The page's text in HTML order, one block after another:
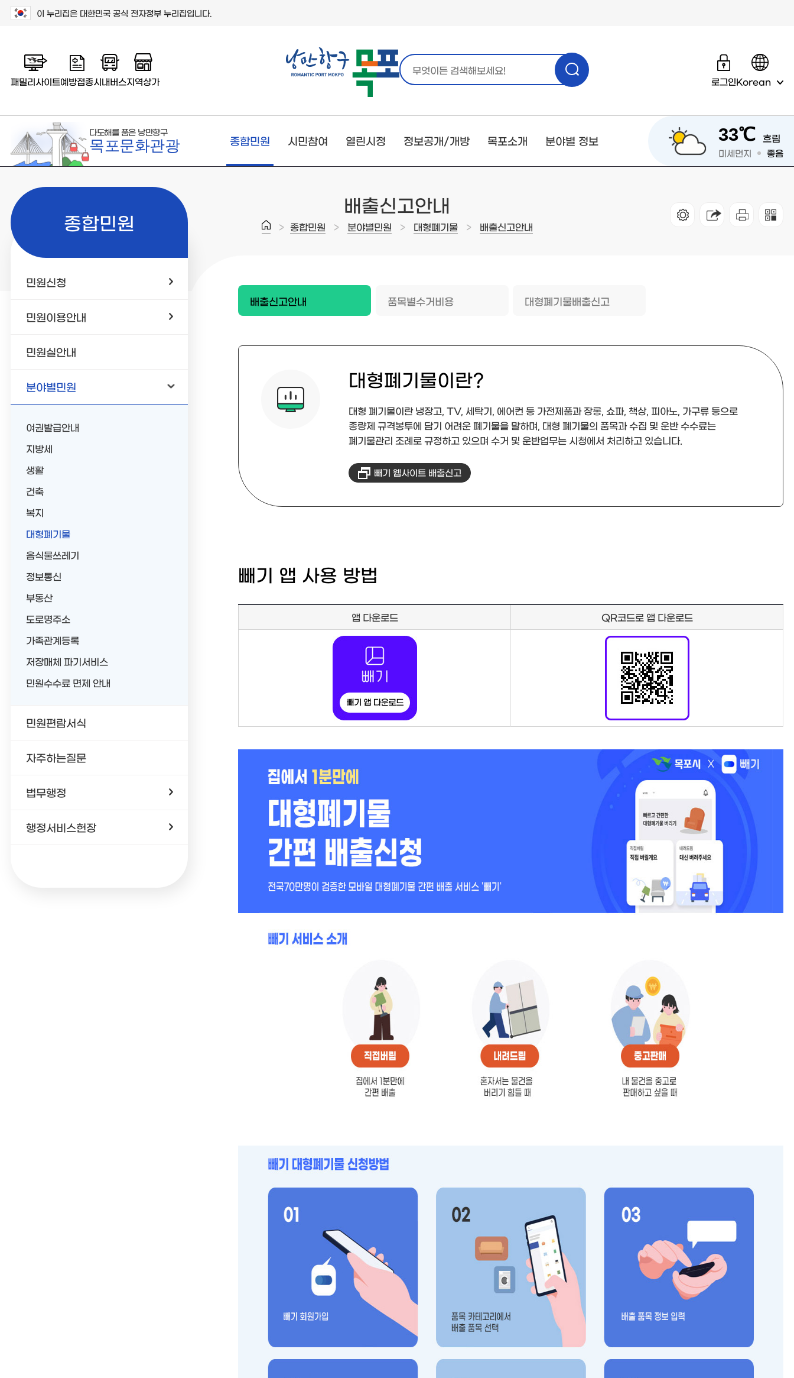
이 누리집은 대한민국 공식 전자정부 누리집입니다.
패밀리사이트예방접종시내버스지역상가 로그인Korean
다도해를 품은 낭만항구
목포문화관광 종합민원 시민참여 열린시정 정보공개/개방 목포소개 분야별 정보 33℃ 흐림
미세먼지 좋음
배출신고안내
> 종합민원 > 분야별민원 > 대형폐기물 > 배출신고안내
종합민원
민원신청
민원이용안내
민원실안내
분야별민원
여권발급안내
지방세
생활
건축
복지
대형폐기물
음식물쓰레기
정보통신
부동산
도로명주소
가족관계등록
저장매체 파기서비스
민원수수료 면제 안내
민원편람서식
자주하는질문
법무행정
행정서비스헌장
배출신고안내 품목별수거비용 대형폐기물배출신고
대형폐기물이란?
대형 폐기물이란 냉장고, TV, 세탁기, 에어컨 등 가전제품과 장롱, 쇼파, 책상, 피아노, 가구류 등으로
종량제 규격봉투에 담기 어려운 폐기물을 말하며, 대형 폐기물의 품목과 수집 및 운반 수수료는
폐기물관리 조례로 규정하고 있으며 수거 및 운반업무는 시청에서 처리하고 있습니다.
빼기 웹사이트 배출신고
빼기 앱 사용 방법
앱 다운로드 QR코드로 앱 다운로드